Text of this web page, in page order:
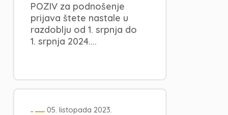
POZIV za podnošenje
prijava štete nastale u
razdoblju od 1. srpnja do
1. srpnja 2024....
05. listopada 2023.